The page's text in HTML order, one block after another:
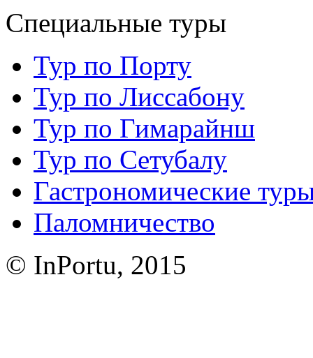
Специальные туры
Тур по Порту
Тур по Лиссабону
Тур по Гимарайнш
Тур по Сетубалу
Гастрономические
Паломничество
© InPortu, 2015